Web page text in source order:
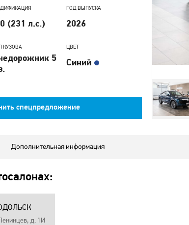
(231 л.с.)
ГОД ВЫПУСКА
2026
КУЗОВА
5
ЦВЕТ
Синий
спецпредложение
Дополнительная информация
д. 1И